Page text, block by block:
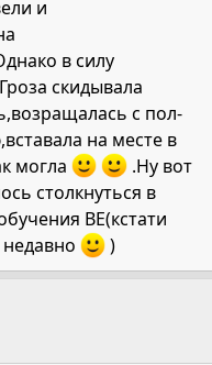
и
в силу
скидывала
с пол-
на месте в
могла
.Ну вот
столкнуться в
ВЕ(кстати
)